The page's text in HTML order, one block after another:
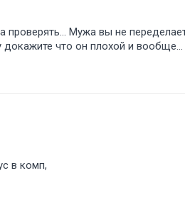
Мужа вы не
докажите что он плохой и
в комп,